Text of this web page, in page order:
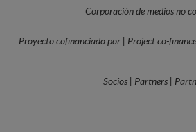
Corporación de medios no
Proyecto cofinanciado por | Project co-
Socios | Partners |